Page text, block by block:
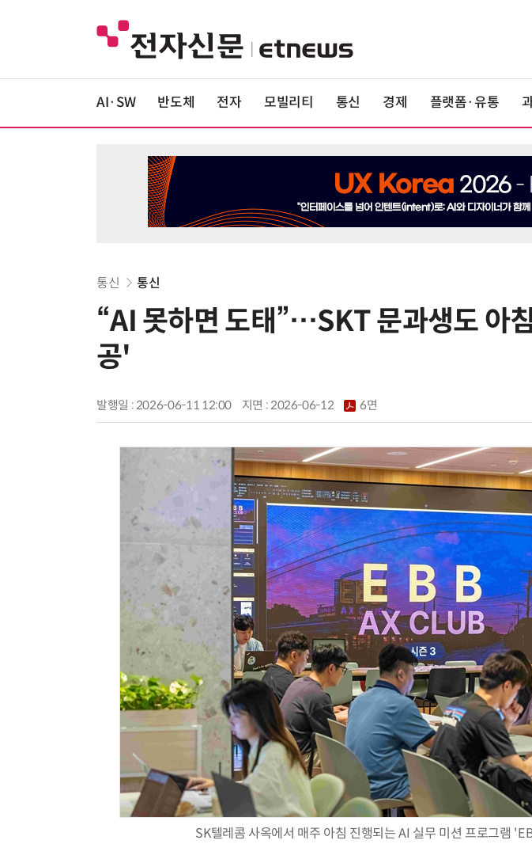
AI·SW 반도체 전자 모빌리티 통신 경제 플랫폼·유통
통신 통신
“AI 못하면 도태”…SKT 문과생도 아
공'
발행일 : 2026-06-11 12:00 지면 :2026-06-12 6면
SK텔레콤 사옥에서 매주 아침 진행되는 AI 실무 미션 프로그램
6
도
올
9
쿠팡
에 '
10
라
최
숲'
AI Native Enterprise를 지원하는 AI Ready Data 플랫폼 활용 전략